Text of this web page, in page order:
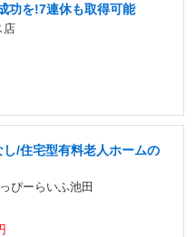
功を!7連休も取得可能
店
/住宅型有料老人ホームの
ぴーらいふ池田